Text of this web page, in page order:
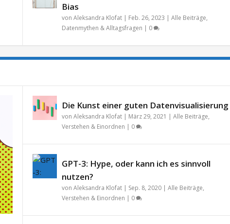
Bias
von Aleksandra Klofat| Feb. 26, 2023 | Alle Beiträge,
Datenmythen & Alltagsfragen | 0
Die Kunst einer guten Datenvisualisierung
von Aleksandra Klofat| März 29, 2021 | Alle Beiträge,
Verstehen & Einordnen | 0
GPT-3: Hype, oder kann ich es sinnvoll
nutzen?
von Aleksandra Klofat| Sep. 8, 2020| Alle Beiträge,
Verstehen & Einordnen | 0